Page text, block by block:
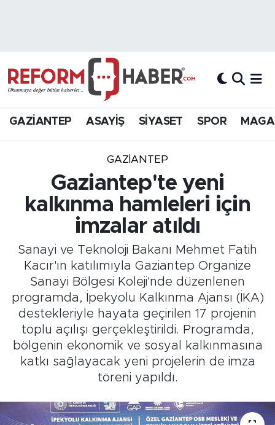
GAZİANTEP ASAYİŞ SİYASET SPOR
GAZIANTEP
Gaziantep'te yeni
kalkınma hamleleri için
imzalar atıldı
Sanayi ve Teknoloji Bakanı Mehmet Fatih
Kacır'ın katılımıyla Gaziantep Organize
Sanayi Bölgesi Koleji'nde düzenlenen
programda, İpekyolu Kalkınma Ajansı (İKA)
destekleriyle hayata geçirilen 17 projenin
toplu açılışı gerçekleştirildi. Programda,
bölgenin ekonomik ve sosyal kalkınmasına
katkı sağlayacak yeni projelerin de imza
töreni yapıldı.
Hava Durumu
Süper Lig Puan Durumu ve Fikstür
Tüm Manşetler
Son Dakika Haberleri
Haber Arşivi